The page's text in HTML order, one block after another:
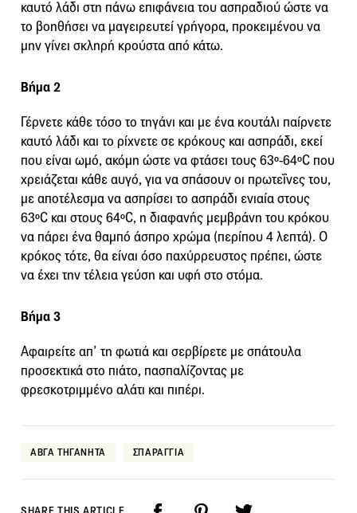
καυτό λάδι στη πάνω επιφάνεια του ασπραδιού ώστε να
το βοηθήσει να μαγειρευτεί γρήγορα, προκειμένου να
μην γίνει σκληρή κρούστα από κάτω.
Βήμα 2
Γέρνετε κάθε τόσο το τηγάνι και με ένα κουτάλι παίρνετε
καυτό λάδι και το ρίχνετε σε κρόκους και ασπράδι, εκεί
που είναι ωμό, ακόμη ώστε να φτάσει τους 63º-64ºC που
χρειάζεται κάθε αυγό, για να σπάσουν οι πρωτεΐνες του,
με αποτέλεσμα να ασπρίσει το ασπράδι ενιαία στους
63ºC και στους 64ºC, η διαφανής μεμβράνη του κρόκου
να πάρει ένα θαμπό άσπρο χρώμα (περίπου 4 λεπτά). Ο
κρόκος τότε, θα είναι όσο παχύρρευστος πρέπει, ώστε
να έχει την τέλεια γεύση και υφή στο στόμα.
Βήμα 3
Αφαιρείτε απ’ τη φωτιά και σερβίρετε με σπάτουλα
προσεκτικά στο πιάτο, πασπαλίζοντας με
φρεσκοτριμμένο αλάτι και πιπέρι.
ΑΒΓΑ ΤΗΓΑΝΗΤΑ ΣΠΑΡΑΓΓΙΑ